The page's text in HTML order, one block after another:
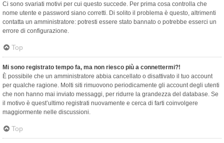
Ci sono svariati motivi per cui questo succede. Per prima cosa controlla che
nome utente e password siano corretti. Di solito il problema è questo, altrimenti
contatta un amministratore: potresti essere stato bannato o potrebbe esserci un
errore di configurazione.
Top
Mi sono registrato tempo fa, ma non riesco più a connettermi?!
È possibile che un amministratore abbia cancellato o disattivato il tuo account
per qualche ragione. Molti siti rimuovono periodicamente gli account degli utenti
che non hanno mai inviato messaggi, per ridurre la grandezza del database. Se
il motivo è quest’ultimo registrati nuovamente e cerca di farti coinvolgere
maggiormente nelle discussioni.
Top